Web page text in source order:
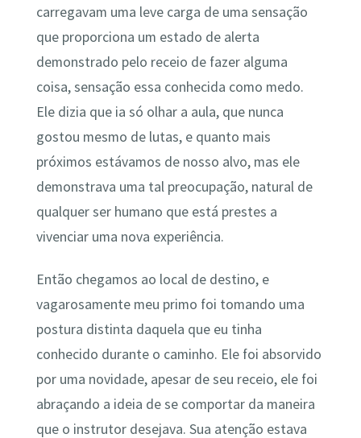
carregavam uma leve carga de uma sensação
que proporciona um estado de alerta
demonstrado pelo receio de fazer alguma
coisa, sensação essa conhecida como medo.
Ele dizia que ia só olhar a aula, que nunca
gostou mesmo de lutas, e quanto mais
próximos estávamos de nosso alvo, mas ele
demonstrava uma tal preocupação, natural de
qualquer ser humano que está prestes a
vivenciar uma nova experiência.
Então chegamos ao local de destino, e
vagarosamente meu primo foi tomando uma
postura distinta daquela que eu tinha
conhecido durante o caminho. Ele foi absorvido
por uma novidade, apesar de seu receio, ele foi
abraçando a ideia de se comportar da maneira
que o instrutor desejava. Sua atenção estava